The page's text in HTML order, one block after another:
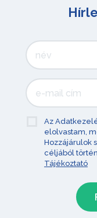
Az
elolvastam,
Hozzájárulok
céljából
Tájékoztató